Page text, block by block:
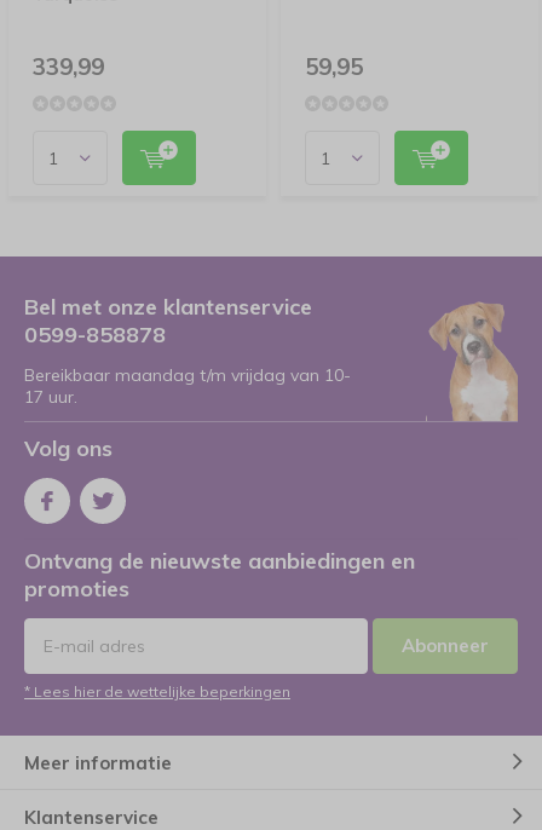
339,99 59,95
Bel met onze klantenservice
0599-858878
Bereikbaar maandag t/m vrijdag van 10-
17 uur.
Volg ons
Ontvang de nieuwste aanbiedingen en
promoties
Abonneer
* Lees hier de wettelijke beperkingen
Meer informatie
Klantenservice